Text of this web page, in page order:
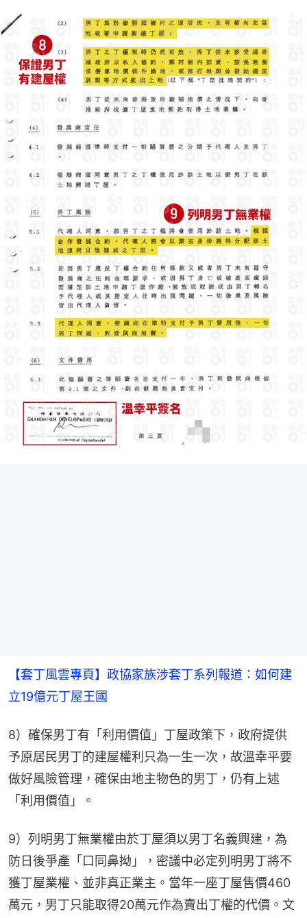
【套丁風雲專頁】政協家族涉套丁系列報道：如何建
立19億元丁屋王國
8）確保男丁有「利用價值」丁屋政策下，政府提供
予原居民男丁的建屋權利只為一生一次，故溫幸平要
做好風險管理，確保由地主物色的男丁，仍有上述
「利用價值」。
9）列明男丁無業權由於丁屋須以男丁名義興建，為
防日後爭產「口同鼻拗」，密議中必定列明男丁將不
獲丁屋業權、並非真正業主。當年一座丁屋售價460
萬元，男丁只能取得20萬元作為賣出丁權的代價。文